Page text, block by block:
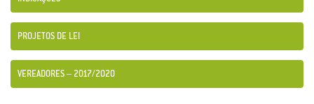
PROJETOS DE LEI
VEREADORES – 2017/2020